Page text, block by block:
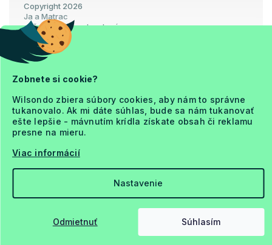
Zobnete si cookie?
Wilsondo zbiera súbory cookies, aby nám to správne
tukanovalo. Ak mi dáte súhlas, bude sa nám tukanovať
ešte lepšie - mávnutím krídla získate obsah či reklamu
presne na mieru.
Viac informácií
Nastavenie
Odmietnuť Súhlasím
Vytvoril Shoptet Premium
Copyright 2026
Ja a Matrac
. Všetky práva vyhradené.
Upraviť nastavenie cookies